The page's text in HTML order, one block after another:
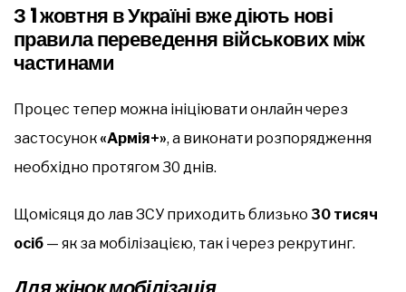
З 1 жовтня в Україні вже діють нові
правила переведення військових між
частинами
Процес тепер можна ініціювати онлайн через
застосунок«Армія+», а виконати розпорядження
необхідно протягом 30 днів.
Щомісяця до лав ЗСУ приходить близько 30 тисяч
осіб — як за мобілізацією, так і через рекрутинг.